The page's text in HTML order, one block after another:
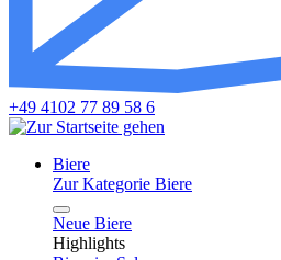
+49 4102 77 89 58 6
Biere
Zur Kategorie Biere
Neue Biere
Highlights